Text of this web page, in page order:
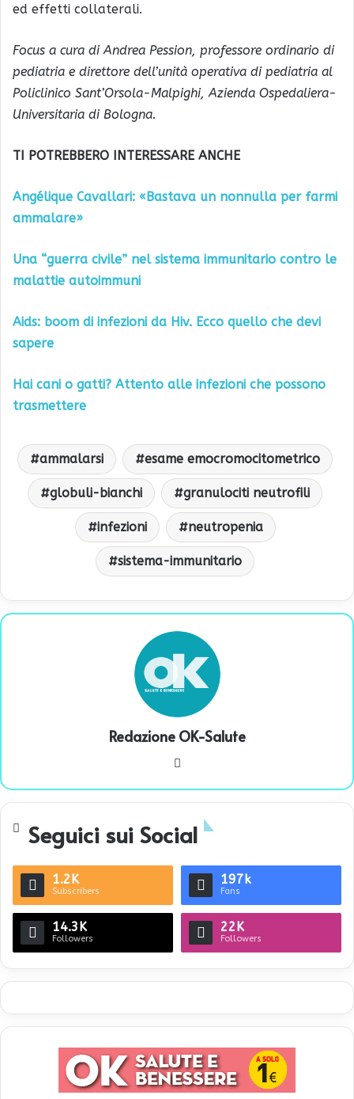
ed effetti collaterali.
Focus a cura di Andrea Pession, professore ordinario di
pediatria e direttore dell’unità operativa di pediatria al
Policlinico Sant’Orsola-Malpighi, Azienda Ospedaliera-
Universitaria di Bologna.
TI POTREBBERO INTERESSARE ANCHE
Angélique Cavallari: «Bastava un nonnulla per farmi
ammalare»
Una “guerra civile” nel sistema immunitario contro le
malattie autoimmuni
Aids: boom di infezioni da Hiv. Ecco quello che devi
sapere
Hai cani o gatti? Attento alle infezioni che possono
trasmettere
ammalarsi esame emocromocitometrico
globuli-bianchi granulociti neutrofili
infezioni neutropenia
sistema-immunitario
Redazione OK-Salute
te
Seguici sui Social
1.2K
Subscribers
197k
Fans
14.3K
Followers
22K
Followers